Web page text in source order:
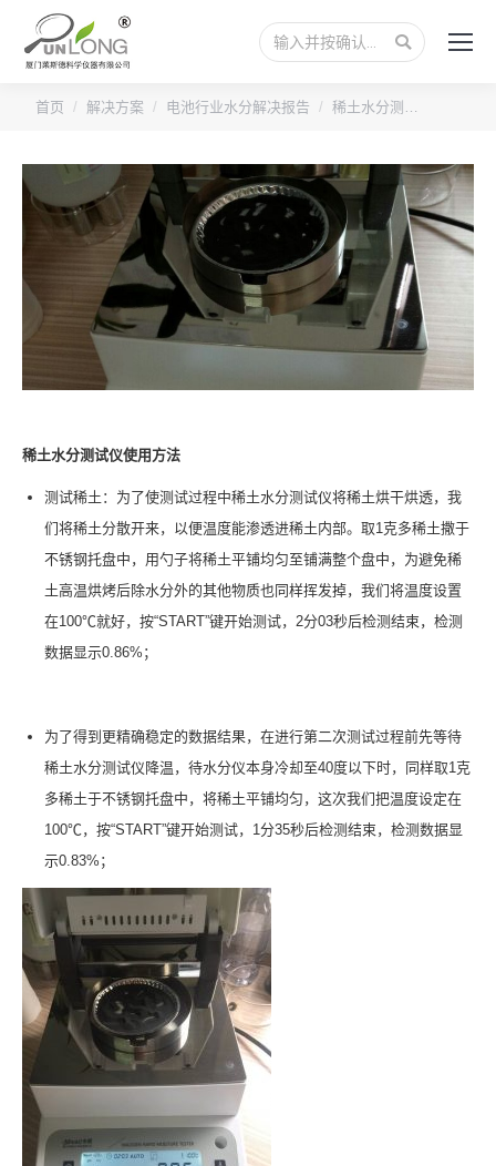
搜
索：
您的位置：
首页 解决方案 电池行业水分解决报告 稀土水分测…
稀土水分测试仪使用方法
测试稀土：为了使测试过程中稀土水分测试仪将稀土烘干烘透，我
们将稀土分散开来，以便温度能渗透进稀土内部。取1克多稀土撒于
不锈钢托盘中，用勺子将稀土平铺均匀至铺满整个盘中，为避免稀
土高温烘烤后除水分外的其他物质也同样挥发掉，我们将温度设置
在100℃就好，按“START”键开始测试，2分03秒后检测结束，检测
数据显示0.86%；
为了得到更精确稳定的数据结果，在进行第二次测试过程前先等待
稀土水分测试仪降温，待水分仪本身冷却至40度以下时，同样取1克
多稀土于不锈钢托盘中，将稀土平铺均匀，这次我们把温度设定在
100℃，按“START”键开始测试，1分35秒后检测结束，检测数据显
示0.83%；